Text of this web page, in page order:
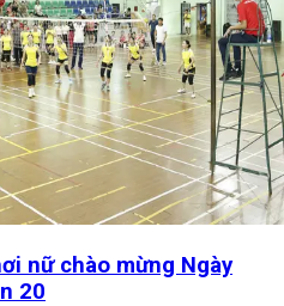
nữ chào mừng Ngày
20